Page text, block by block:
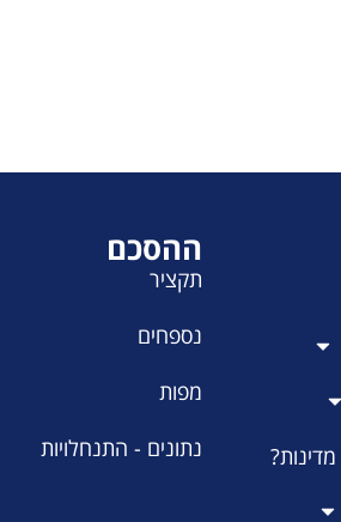
ההסכם
תקציר
נספחים
מפות
נתונים - התנחלויות